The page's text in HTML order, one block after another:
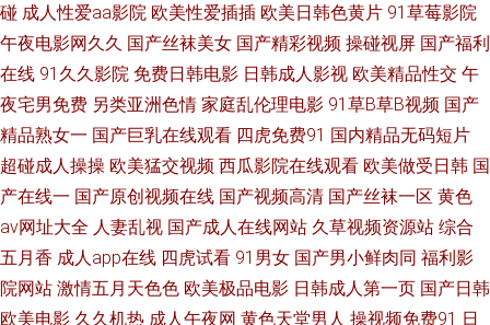
另类网址 九一福利社区 97超踫成人福利 另类图片五月天 AV免费精东 亚洲免
费黄色网址 午夜福利区 欧美成人社区论坛 人妖操伪娘 视频综合久 97福利射
亚洲色图图 在线观看超碰 超碰老司机 91视频一区蜜桃 五月丁香福利网 国产
精品久久不卡 人人超碰人人 青青草视频网 天堂情色 豆花AV网站入口 国产不
卡在线一区 色香焦伊人久久 青青草视频污 国产精品撸色网 久久福利一区二
碰 成人性爱aa影院 欧美性爱插插 欧美日韩色黄片 91草莓影院
午夜电影网久久 国产丝袜美女 国产精彩视频 操碰视屏 国产福利
在线 91久久影院 免费日韩电影 日韩成人影视 欧美精品性交 午
夜宅男免费 另类亚洲色情 家庭乱伦理电影 91草B草B视频 国产
精品熟女一 国产巨乳在线观看 四虎免费91 国内精品无码短片
超碰成人操操 欧美猛交视频 西瓜影院在线观看 欧美做受日韩 国
产在线一 国产原创视频在线 国产视频高清 国产丝袜一区 黄色
av网址大全 人妻乱视 国产成人在线网站 久草视频资源站 综合
五月香 成人app在线 四虎试看 91男女 国产男小鲜肉同 福利影
院网站 激情五月天色色 欧美极品电影 日韩成人第一页 国产日韩
欧美电影 久久机热 成人午夜网 黄色天堂男人 操视频免费91 日